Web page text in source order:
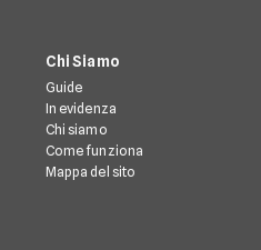
Chi Siamo
Guide
In evidenza
Chi siamo
Come funziona
Mappa del sito